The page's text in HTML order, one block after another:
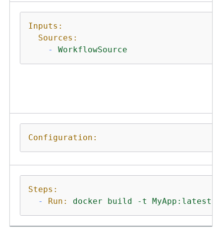
Inputs:
Sources:
-
WorkflowSource
Configuration:
Steps:
-
Run: docker build -t MyApp:latest